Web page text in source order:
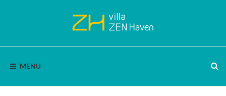
ZEN
HAVEN
|
nature,
MENU